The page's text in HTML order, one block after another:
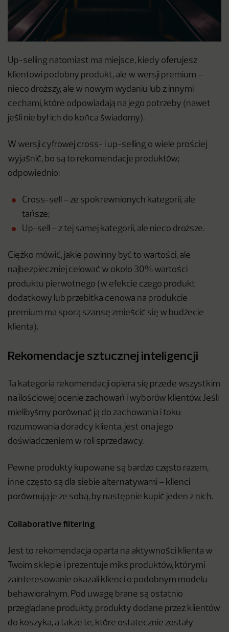
Up-selling natomiast ma miejsce, kiedy oferujesz
klientowi podobny produkt, ale w wersji premium –
nieco droższy, ale w nowym wydaniu lub z innymi
cechami, które odpowiadają na jego potrzeby (nawet
jeśli nie był ich do końca świadomy).
W wersji cyfrowej cross- i up-selling o wiele prościej
wyjaśnić, bo są to rekomendacje produktów;
odpowiednio:
Cross-sell – ze spokrewnionych kategorii, ale
tańsze;
Up-sell – z tej samej kategorii, ale nieco droższe.
Ciężko mówić, jakie powinny być to wartości, ale
najbezpieczniej celować w około 30% wartości
produktu pierwotnego (w efekcie czego produkt
dodatkowy lub przebitka cenowa na produkcie
premium ma sporą szansę zmieścić się w budżecie
klienta).
Rekomendacje sztucznej inteligencji
Ta kategoria rekomendacji opiera się przede wszystkim
na ilościowej ocenie zachowań i wyborów klientów. Jeśli
mielibyśmy porównać ją do zachowania i toku
rozumowania doradcy klienta, jest ona jego
doświadczeniem w roli sprzedawcy.
Pewne produkty kupowane są bardzo często razem,
inne często są dla siebie alternatywami – klienci
porównują je ze sobą, by następnie kupić jeden z nich.
Collaborative filtering
Jest to rekomendacja oparta na aktywności klienta w
Twoim sklepie i prezentuje miks produktów, którymi
zainteresowanie okazali klienci o podobnym modelu
behawioralnym. Pod uwagę brane są ostatnio
przeglądane produkty, produkty dodane przez klientów
do koszyka, a także te, które ostatecznie zostały